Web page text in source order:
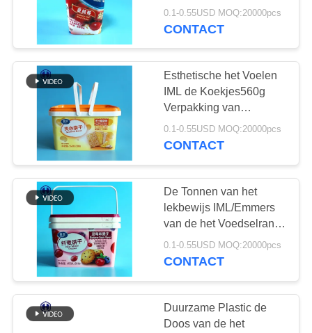
SITEMAP
PRIVACYBELEID
Plastic Sodablikken
De Fles van het
saushuisdier
10
Onmiddellijke het
Graangewassenpp
0.1-0.55USD MOQ:20000pcs
CONTACT
Esthetische het Voelen
IML de Koekjes560g
Verpakking van
Tonnen3200ml Droge
Koekjes
0.1-0.55USD MOQ:20000pcs
CONTACT
De Tonnen van het
lekbewijs IML/Emmers
van de het Voedselrang
van BPA de Vrije
Vierkante binnen Lengte
0.1-0.55USD MOQ:20000pcs
CONTACT
Duurzame Plastic de
Doos van de het